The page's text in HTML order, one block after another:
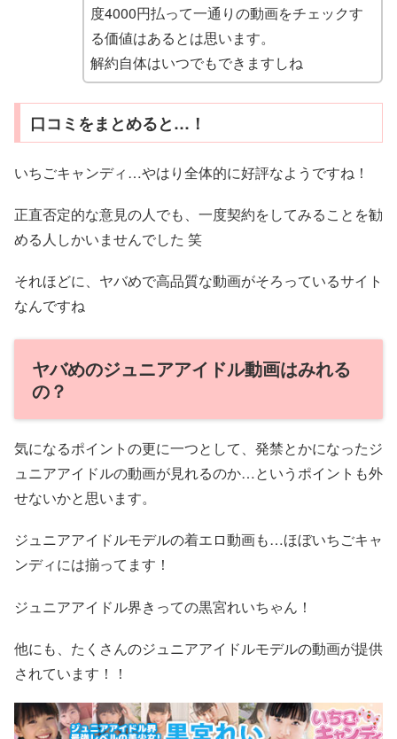
度4000円払って一通りの動画をチェックす
る価値はあるとは思います。
解約自体はいつでもできますしね
口コミをまとめると…！
いちごキャンディ…やはり全体的に好評なようですね！
正直否定的な意見の人でも、一度契約をしてみることを勧
める人しかいませんでした 笑
それほどに、ヤバめで高品質な動画がそろっているサイト
なんですね
ヤバめのジュニアアイドル動画はみれる
の？
気になるポイントの更に一つとして、発禁とかになったジ
ュニアアイドルの動画が見れるのか…というポイントも外
せないかと思います。
ジュニアアイドルモデルの着エロ動画も…ほぼいちごキャ
ンディには揃ってます！
ジュニアアイドル界きっての黒宮れいちゃん！
他にも、たくさんのジュニアアイドルモデルの動画が提供
されています！！